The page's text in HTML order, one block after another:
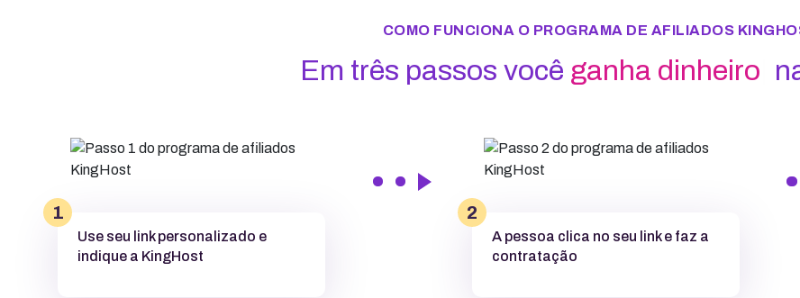
COMO FUNCIONA O PROGRAMA DE AFILIADOS
Em três passos vocêganha d|na
1
Use seu link personalizado e
indique a KingHost
2
A pessoa clica no seu link e faz a
contratação